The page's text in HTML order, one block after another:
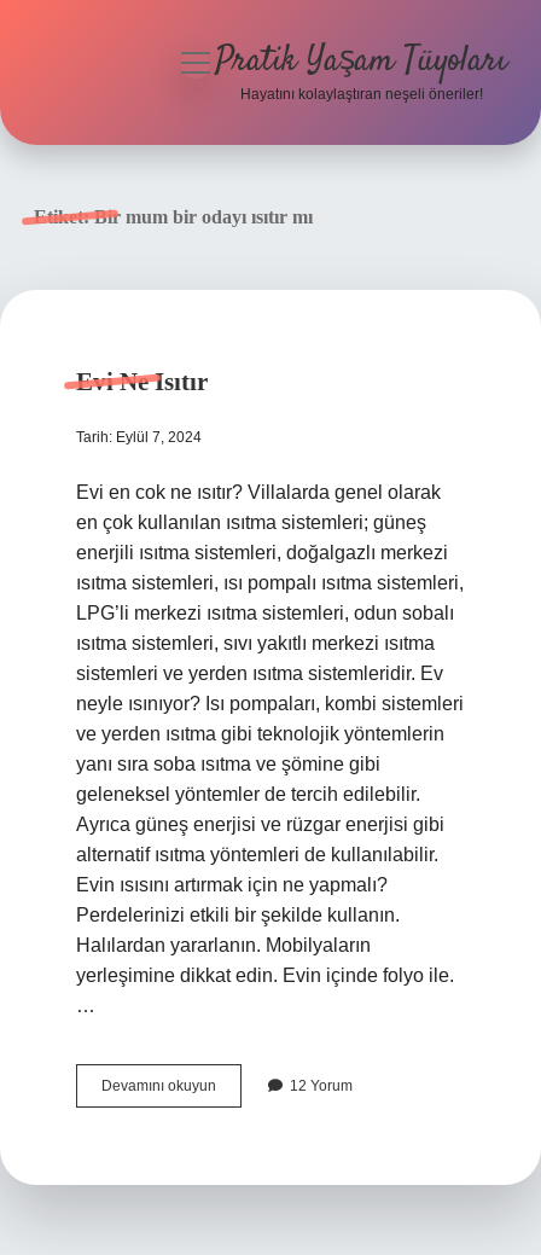
menüyü
Pratik Yaşam Tüyoları
Hayatını kolaylaştıran neşeli öneriler!
Etiket:Bir mum bir odayı ısıtır mı
Evi Ne Isıtır
Tarih: Eylül 7, 2024
Evi en cok ne ısıtır? Villalarda genel olarak
en çok kullanılan ısıtma sistemleri; güneş
enerjili ısıtma sistemleri, doğalgazlı merkezi
ısıtma sistemleri, ısı pompalı ısıtma sistemleri,
LPG’li merkezi ısıtma sistemleri, odun sobalı
ısıtma sistemleri, sıvı yakıtlı merkezi ısıtma
sistemleri ve yerden ısıtma sistemleridir. Ev
neyle ısınıyor? Isı pompaları, kombi sistemleri
ve yerden ısıtma gibi teknolojik yöntemlerin
yanı sıra soba ısıtma ve şömine gibi
geleneksel yöntemler de tercih edilebilir.
Ayrıca güneş enerjisi ve rüzgar enerjisi gibi
alternatif ısıtma yöntemleri de kullanılabilir.
Evin ısısını artırmak için ne yapmalı?
Perdelerinizi etkili bir şekilde kullanın.
Halılardan yararlanın. Mobilyaların
yerleşimine dikkat edin. Evin içinde folyo ile.
…
Devamını okuyun
Ne
12 Yorum